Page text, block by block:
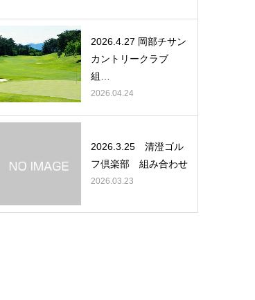
2026.4.27 岡部チサン
カントリークラブ
組…
2026.04.24
2026.3.25 清澄ゴル
フ倶楽部 組み合わせ
2026.03.23